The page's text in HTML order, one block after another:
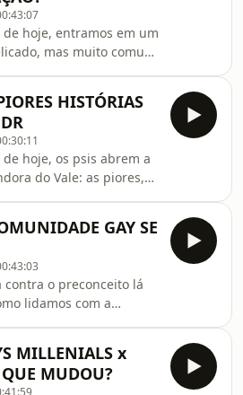
similares mudaram
para melhor ou para
honesta é: as duas
tempo.De um lado,
hoje, entramos em um
mas muito comum
romantizada) entre
velhos e gays super
dos 18 a 20
por que esse
normalizado e o que
em jogo nessa troca.
falando de amor e
ou de uma relação
desequilíbrio d
HISTÓRIAS
hoje, os psis abrem a
do Vale: as piores,
relato bizarro
encravada,
que dariam roteiro
Esse é aquele
total. É só dar o
rir da desgraça alheia
pro seu amigo que
o dedo podre
GAY SE
contra o preconceito lá
lidamos com a
o espelho para
e falar sobre o problema
MILLENIALS x
MUDOU?